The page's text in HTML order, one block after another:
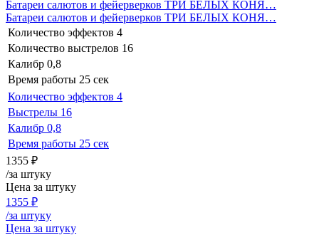
Батареи салютов и фейерверков ТРИ БЕЛЫХ КОНЯ…
Батареи салютов и фейерверков ТРИ БЕЛЫХ КОНЯ…
Количество эффектов 4
Количество выстрелов 16
Калибр 0,8
Время работы 25 сек
Количество эффектов 4
Выстрелы 16
Калибр 0,8
Время работы 25 сек
1355 ₽
/за штуку
Цена за штуку
1355 ₽
/за штуку
Цена за штуку